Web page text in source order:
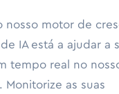
nosso motor de
IA está a ajudar a
tempo real no
Monitorize as suas